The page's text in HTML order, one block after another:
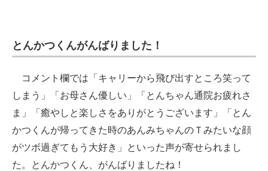
とんかつくんがんばりました！
コメント欄では「キャリーから飛び出すところ笑って
しまう」「お母さん優しい」「とんちゃん通院お疲れさ
ま」「癒やしと楽しさをありがとうございます」「とん
かつくんが帰ってきた時のあんみちゃんのＴみたいな顔
がツボ過ぎてもう大好き」といった声が寄せられまし
た。とんかつくん、がんばりましたね！